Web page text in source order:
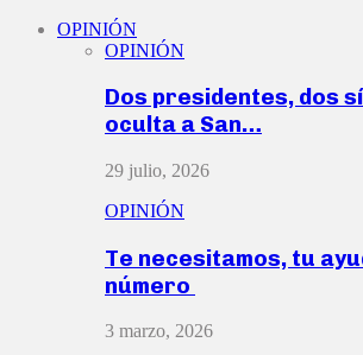
OPINIÓN
OPINIÓN
Dos presidentes, dos
oculta a San…
29 julio, 2026
OPINIÓN
Te necesitamos, tu
número
3 marzo, 2026